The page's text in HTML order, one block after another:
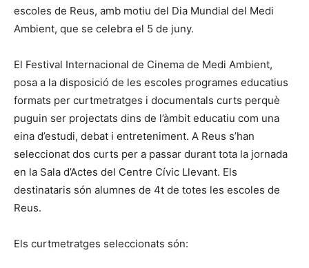
escoles de Reus, amb motiu del Dia Mundial del Medi
Ambient, que se celebra el 5 de juny.
El Festival Internacional de Cinema de Medi Ambient,
posa a la disposició de les escoles programes educatius
formats per curtmetratges i documentals curts perquè
puguin ser projectats dins de l’àmbit educatiu com una
eina d’estudi, debat i entreteniment. A Reus s’han
seleccionat dos curts per a passar durant tota la jornada
en la Sala d’Actes del Centre Cívic Llevant. Els
destinataris són alumnes de 4t de totes les escoles de
Reus.
Els curtmetratges seleccionats són: